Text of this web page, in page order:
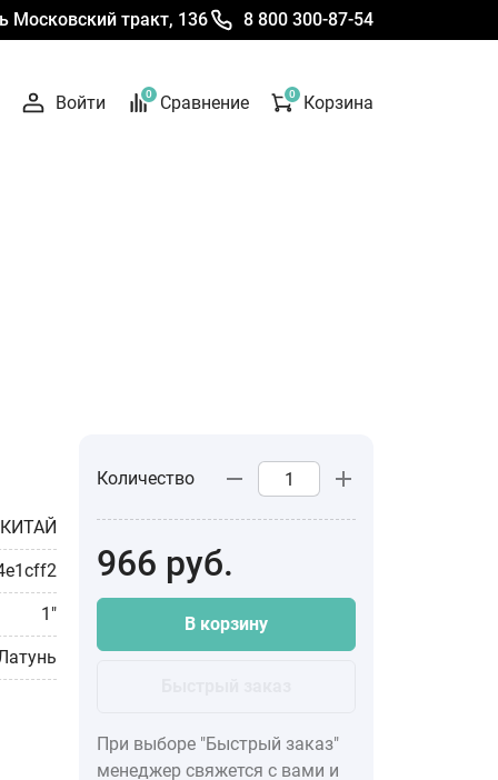
Московский тракт, 136 8 800 300-87-54
Войти Сравнение
0 Корзина
0
КИТАЙ
1"
Количество
966 руб.
В корзину
При выборе "Быстрый заказ"
менеджер свяжется с вами и